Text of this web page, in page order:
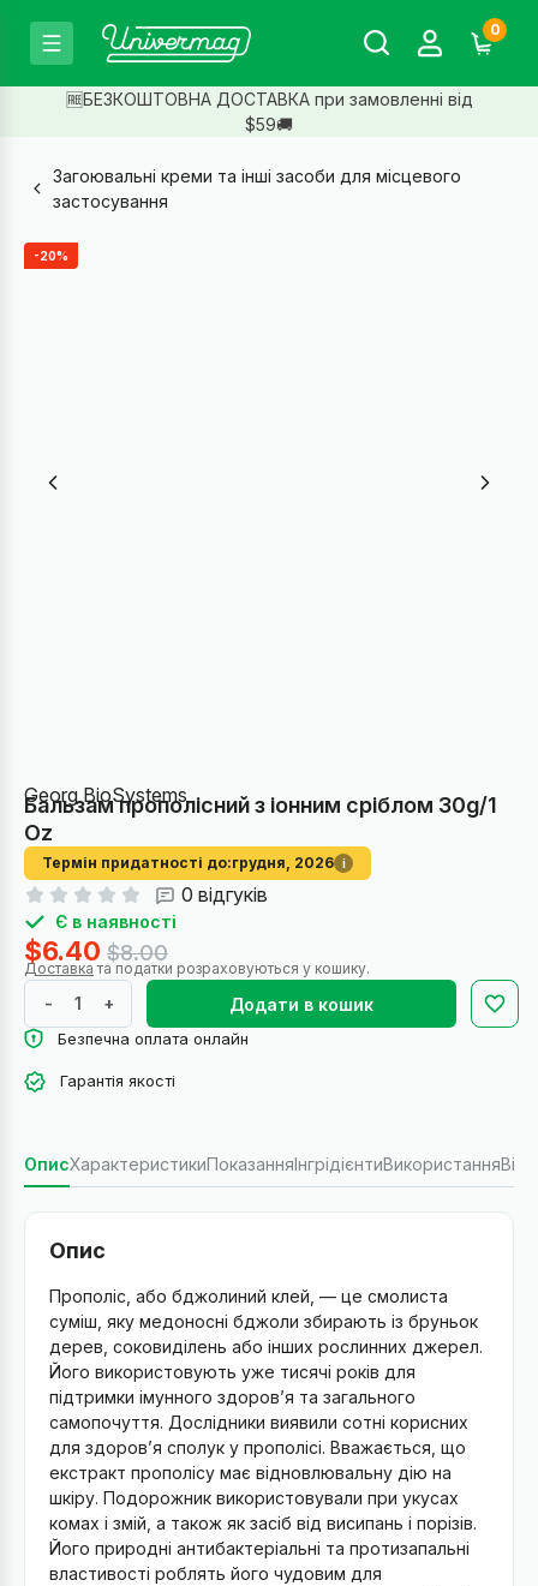
0
🆓БЕЗКОШТОВНА ДОСТАВКА при замовленні від
$59🚚
Загоювальні креми та інші засоби для місцевого
застосування
-20%
Georg BioSystems
Бальзам прополісний з іонним сріблом 30g/1
Oz
Термін придатності до:грудня, 2026 i
0 відгуків
Є в наявності
$6.40 $8.00
Доставка та податки розраховуються у кошику.
- + Додати в кошик
Безпечна оплата онлайн
Гарантія якості
ОписХарактеристикиПоказанняІнгрідієнтиВикористання
Опис
Прополіс, або бджолиний клей, — це смолиста
суміш, яку медоносні бджоли збирають із бруньок
дерев, соковиділень або інших рослинних джерел.
Його використовують уже тисячі років для
підтримки імунного здоров’я та загального
самопочуття. Дослідники виявили сотні корисних
для здоров’я сполук у прополісі. Вважається, що
екстракт прополісу має відновлювальну дію на
шкіру. Подорожник використовували при укусах
комах і змій, а також як засіб від висипань і порізів.
Його природні антибактеріальні та протизапальні
властивості роблять його чудовим для